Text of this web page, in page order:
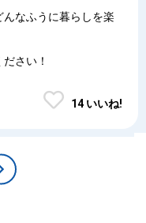
なふうに暮らしを楽
さい！
14 いいね!